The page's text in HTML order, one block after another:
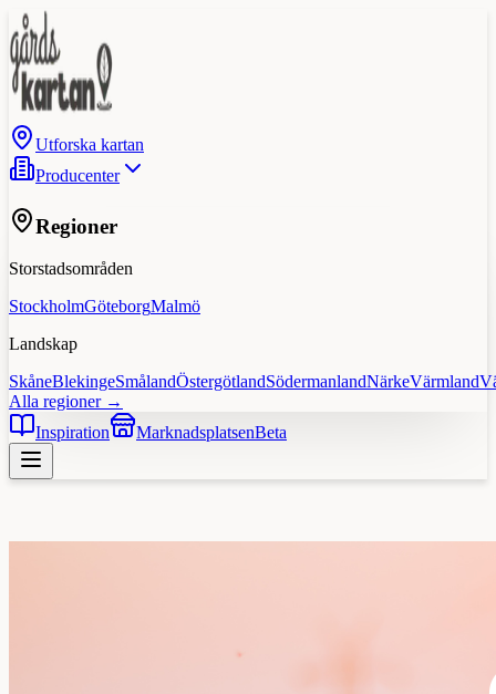
Utforska kartan
Producenter
Regioner
Storstadsområden
StockholmGöteborgMalmö
Landskap
SkåneBlekingeSmålandÖstergötlandSödermanlandNärkeVärmland
Alla regioner →
Inspiration
MarknadsplatsenBeta